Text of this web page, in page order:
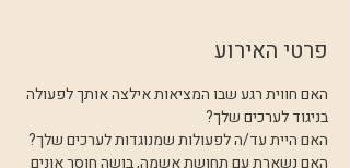
פרטי האירוע
האם חווית רגע שבו המציאות אילצה אותך לפעולה
בניגוד לערכים שלך?
האם היית עד/ה לפעולות שמנוגדות לערכים שלך?
האם נשארת עם תחושת אשמה, בושה חוסר אונים